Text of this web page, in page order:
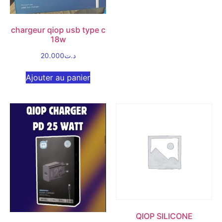
chargeur qiop usb type c
18w
د.ت20.000
Ajouter au panier
QIOP SILICONE